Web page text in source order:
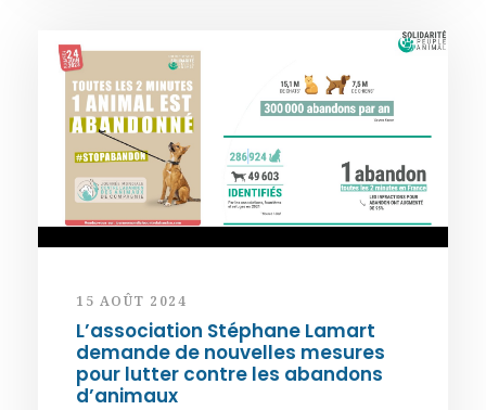
15 AOÛT 2024
L’association Stéphane Lamart
demande de nouvelles mesures
pour lutter contre les abandons
d’animaux